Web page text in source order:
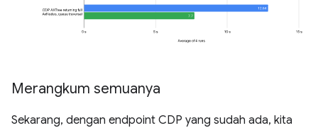
Merangkum semuanya
Sekarang, dengan endpoint CDP yang sudah ada, kita